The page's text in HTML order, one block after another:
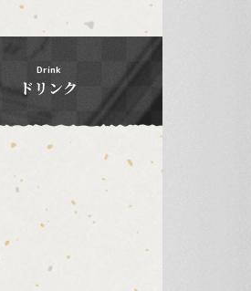
Drink
ドリンク